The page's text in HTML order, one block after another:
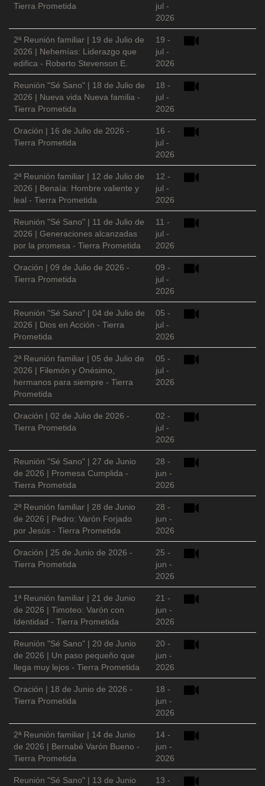
Tierra Prometida
jul -
2026
2ª Reunión familiar | 19 de Julio de
2026 | Nehemías: Liderazgo que
edifica - Roberto Stevenson E.
19 -
jul -
2026
Reunión "Sé Sano" | 18 de Julio de
2026 | Nueva vida Nueva familia -
Tierra Prometida
18 -
jul -
2026
Oración | 16 de Julio de 2026 -
Tierra Prometida
16 -
jul -
2026
2ª Reunión familiar | 12 de Julio de
2026 | Benaía: Hombre valiente y
leal - Tierra Prometida
12 -
jul -
2026
Reunión "Sé Sano" | 11 de Julio de
2026 | Generaciones alcanzadas
por la promesa - Tierra Prometida
11 -
jul -
2026
Oración | 09 de Julio de 2026 -
Tierra Prometida
09 -
jul -
2026
Reunión "Sé Sano" | 04 de Julio de
2026 | Dios en Acción - Tierra
Prometida
05 -
jul -
2026
2ª Reunión familiar | 05 de Julio de
2026 | Filemón y Onésimo,
hermanos para siempre - Tierra
Prometida
05 -
jul -
2026
Oración | 02 de Julio de 2026 -
Tierra Prometida
02 -
jul -
2026
Reunión "Sé Sano" | 27 de Junio
de 2026 | Promesa Cumplida -
Tierra Prometida
28 -
jun -
2026
2ª Reunión familiar | 28 de Junio
de 2026 | Pedro: Varón Forjado
por Jesús - Tierra Prometida
28 -
jun -
2026
Oración | 25 de Junio de 2026 -
Tierra Prometida
25 -
jun -
2026
1ª Reunión familiar | 21 de Junio
de 2026 | Timoteo: Varón con
Identidad - Tierra Prometida
21 -
jun -
2026
Reunión "Sé Sano" | 20 de Junio
de 2026 | Un paso pequeño que
llega muy lejos - Tierra Prometida
20 -
jun -
2026
Oración | 18 de Junio de 2026 -
Tierra Prometida
18 -
jun -
2026
2ª Reunión familiar | 14 de Junio
de 2026 | Bernabé Varón Bueno -
Tierra Prometida
14 -
jun -
2026
Reunión "Sé Sano" | 13 de Junio
13 -